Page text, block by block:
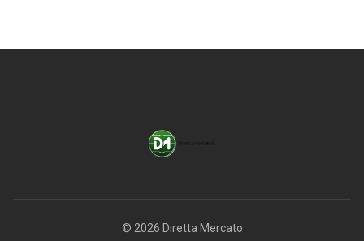
© 2026 Diretta Mercato